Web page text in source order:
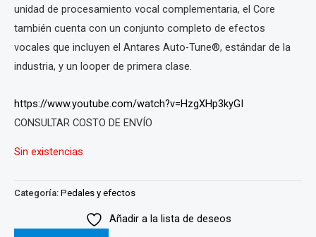
unidad de procesamiento vocal complementaria, el Core
también cuenta con un conjunto completo de efectos
vocales que incluyen el Antares Auto-Tune®, estándar de la
industria, y un looper de primera clase.
https://www.youtube.com/watch?v=HzgXHp3kyGI
CONSULTAR COSTO DE ENVÍO
Sin existencias
Categoría: Pedales y efectos
Añadir a la lista de deseos